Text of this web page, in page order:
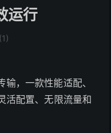
运行
1)
，一款性能适配、
活配置、无限流量和